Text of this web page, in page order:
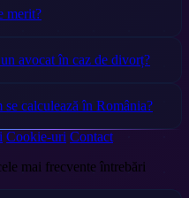
merit?
avocat în caz de divorț?
calculează în România?
Cookie-uri Contact
mai frecvente întrebări